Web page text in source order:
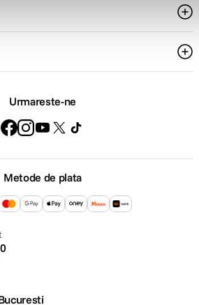
Urmareste-ne
Metode de plata